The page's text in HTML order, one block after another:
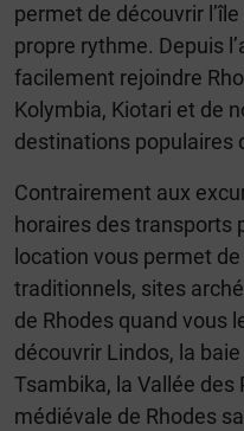
permet de découvrir
propre rythme. Depuis
facilement rejoindre
Kolymbia, Kiotari et de
destinations populaires
Contrairement aux
horaires des transports
location vous permet
traditionnels, sites
de Rhodes quand vous
découvrir Lindos, la
Tsambika, la Vallée des
médiévale de Rhodes